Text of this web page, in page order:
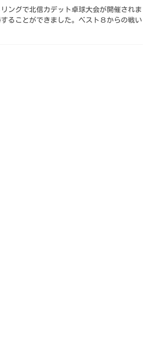
ングで北信カデット卓球大会が開催されま
ることができました。ベスト８からの戦い